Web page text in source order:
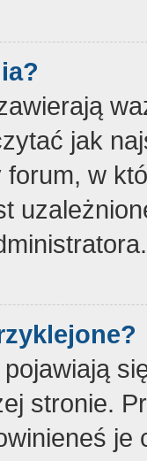
jak
w
stronie.
je